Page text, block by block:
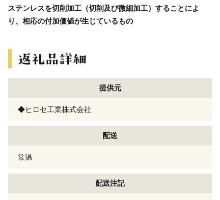
ステンレスを切削加工（切削及び微細加工）することによ
り、相応の付加価値が生じているもの
提供元
◆ヒロセ工業株式会社
配送
常温
配送注記